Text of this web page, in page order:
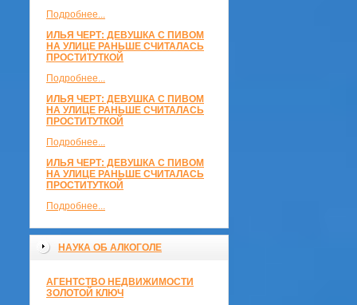
Подробнее...
ИЛЬЯ ЧЕРТ: ДЕВУШКА С ПИВОМ
НА УЛИЦЕ РАНЬШЕ СЧИТАЛАСЬ
ПРОСТИТУТКОЙ
Подробнее...
ИЛЬЯ ЧЕРТ: ДЕВУШКА С ПИВОМ
НА УЛИЦЕ РАНЬШЕ СЧИТАЛАСЬ
ПРОСТИТУТКОЙ
Подробнее...
ИЛЬЯ ЧЕРТ: ДЕВУШКА С ПИВОМ
НА УЛИЦЕ РАНЬШЕ СЧИТАЛАСЬ
ПРОСТИТУТКОЙ
Подробнее...
НАУКА ОБ АЛКОГОЛЕ
АГЕНТСТВО НЕДВИЖИМОСТИ
ЗОЛОТОЙ КЛЮЧ